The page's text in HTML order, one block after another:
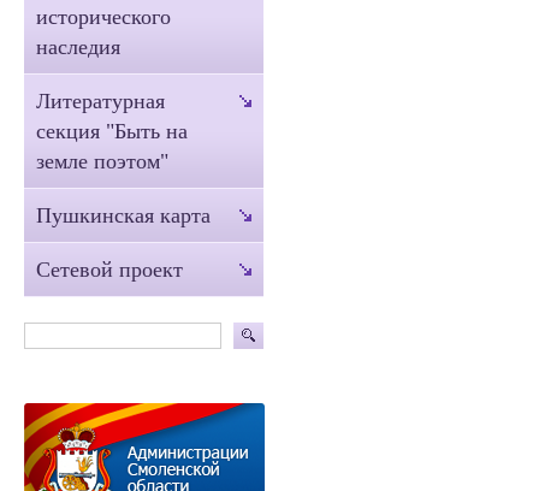
исторического
наследия
Литературная
секция "Быть на
земле поэтом"
Пушкинская карта
Сетевой проект